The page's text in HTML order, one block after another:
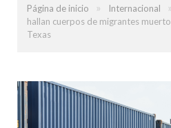
Página de inicio » Internacional »
hallan cuerpos de migrantes
Texas